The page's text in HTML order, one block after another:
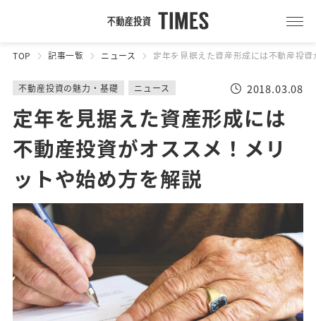
TOP 記事一覧 ニュース 定年を見据えた資産形成には不動産投
不動産投資の魅力・基礎 ニュース 2018.03.08
定年を見据えた資産形成には
不動産投資がオススメ！メリ
ットや始め方を解説